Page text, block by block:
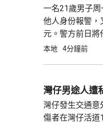
一名21歲男子
他人身份報警，
元。警方前日
堂。 警方亦就
本地 4分鐘前
灣仔男途人遭
灣仔發生交通意
傷者在灣仔活道